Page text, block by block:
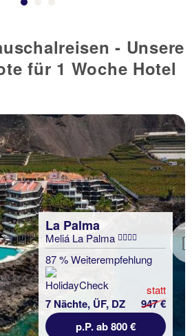
- Unsere
für 1 Woche Hotel
La Palma
Meliá La Palma
87 % Weiterempfehlung
7 Nächte, ÜF, DZ
statt
947 €
p.P. ab 800 €